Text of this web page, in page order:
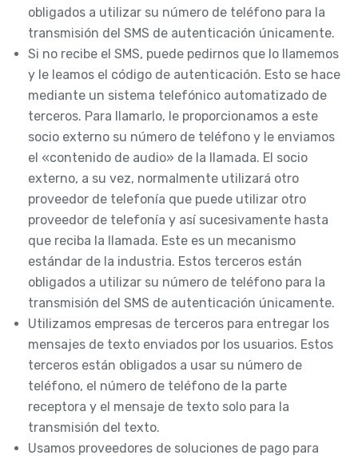
obligados a utilizar su número de teléfono para la
transmisión del SMS de autenticación únicamente.
Si no recibe el SMS, puede pedirnos que lo llamemos
y le leamos el código de autenticación. Esto se hace
mediante un sistema telefónico automatizado de
terceros. Para llamarlo, le proporcionamos a este
socio externo su número de teléfono y le enviamos
el «contenido de audio» de la llamada. El socio
externo, a su vez, normalmente utilizará otro
proveedor de telefonía que puede utilizar otro
proveedor de telefonía y así sucesivamente hasta
que reciba la llamada. Este es un mecanismo
estándar de la industria. Estos terceros están
obligados a utilizar su número de teléfono para la
transmisión del SMS de autenticación únicamente.
Utilizamos empresas de terceros para entregar los
mensajes de texto enviados por los usuarios. Estos
terceros están obligados a usar su número de
teléfono, el número de teléfono de la parte
receptora y el mensaje de texto solo para la
transmisión del texto.
Usamos proveedores de soluciones de pago para